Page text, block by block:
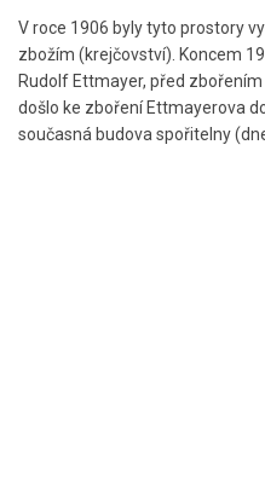
V roce 1906 byly tyto prostory
zbožím (krejčovství). Koncem
Rudolf Ettmayer, před
došlo ke zboření Ettmayerova
současná budova spořitelny